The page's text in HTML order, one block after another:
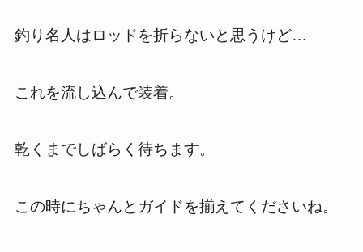
釣り名人はロッドを折らないと思うけど…
これを流し込んで装着。
乾くまでしばらく待ちます。
この時にちゃんとガイドを揃えてくださいね。